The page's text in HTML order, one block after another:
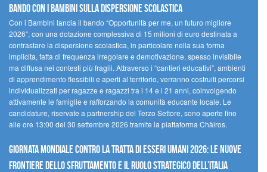
Bando Con i Bambini sulla dispersione scolastica
Con i Bambini lancia il bando “Opportunità per me, un futuro migliore
2026”, con una dotazione complessiva di 15 milioni di euro destinata a
contrastare la dispersione scolastica, in particolare nella sua forma
implicita, fatta di frequenza irregolare e demotivazione, spesso invisibile
ma diffusa nei contesti più fragili. Attraverso i “cantieri educativi”, ambienti
di apprendimento flessibili e aperti al territorio, verranno costruiti percorsi
individualizzati per ragazze e ragazzi tra i 14 e i 21 anni, coinvolgendo
attivamente le famiglie e rafforzando la comunità educante locale. Le
candidature, riservate a partnership del Terzo Settore, sono aperte fino
alle ore 13:00 del 30 settembre 2026 tramite la piattaforma Chàiros.
GIORNATA MONDIALE CONTRO LA TRATTA DI ESSERI UMANI 2026: LE NUOVE
FRONTIERE DELLO SFRUTTAMENTO E IL RUOLO STRATEGICO DELL’ITALIA